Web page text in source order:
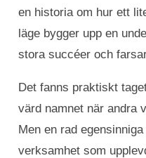
en historia om hur ett
läge bygger upp en
stora succéer och
Det fanns praktiskt
värd namnet när andra
Men en rad
verksamhet som